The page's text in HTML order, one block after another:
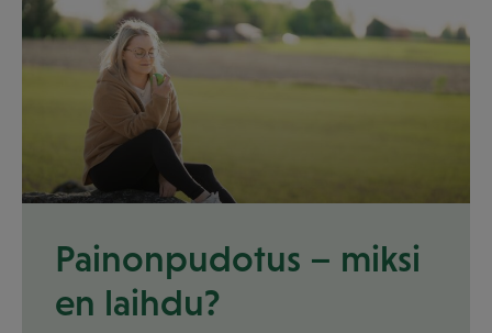
Painonpudotus – miksi
en laihdu?